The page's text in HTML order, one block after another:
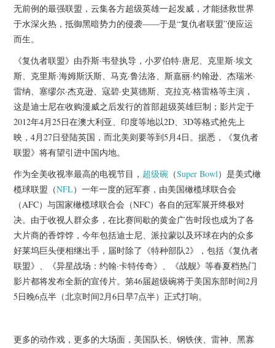
杂七杂八
美剧英剧
电影档期
推荐电影
无前例的最强联盟，云集各方超级英雄一起发威，才能拯救世界
于水深火热，抵御黑暗势力的侵袭——于是“复仇者联盟”便应运
而生。
《复仇者联盟》由乔斯·韦登执导，小罗伯特·唐尼、克里斯·埃文
斯、克里斯·海姆斯沃斯、马克·鲁法洛、斯嘉丽·约翰逊、杰瑞米·
雷纳、塞缪尔·杰克逊、寇碧·史莫德斯、克拉克·格雷格等主演，
这是迪士尼在收购漫威之后发行的首部超级英雄巨制；影片定于
2012年4月25日在澳大利亚、印度等地以2D、3D等格式抢先上
映，4月27日登陆英国，而北美则要等到5月4日。据悉，《复仇者
联盟》将有望引进中国内地。
作为全美收视率最高的电视节目， 超级碗 （Super Bowl）是美式橄
榄球联盟（NFL）一年一度的冠军赛，由美国橄榄球联合会
（AFC）与国家橄榄球联合会（NFC）各自的冠军展开终极对
决。由于收视人群众多，在比赛间歇的黄金广告时段也成为了各
大片商的香饽饽，今年包括迪士尼、派拉蒙以及环球在内的众多
好莱坞巨头便相继出手，届时除了《特种部队2》，包括《复仇者
联盟》、《异星战场：约翰·卡特传奇》、《战舰》等春夏档热门
影片都将发布全新的宣传片。第46届超级碗将于美国东部时间2月
5日晚6点半（北京时间2月6日早7点半）正式打响。
更多的动作戏，更多的大场面，美国队长、钢铁侠、雷神、黑寡